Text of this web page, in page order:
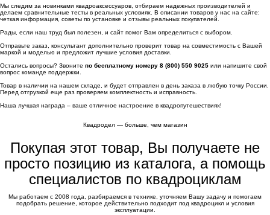
Мы следим за новинками квадроаксессуаров, отбираем надежных производителей и
делаем сравнительные тесты в реальных условиях. В описании товаров у нас на сайте:
четкая информация, советы по установке и отзывы реальных покупателей.
Рады, если наш труд был полезен, и сайт помог Вам определиться с выбором.
Отправьте заказ, консультант дополнительно проверит товар на совместимость с Вашей
маркой и моделью и предложит лучшие условия доставки.
Остались вопросы? Звоните по бесплатному номеру 8 (800) 550 9025 или напишите свой
вопрос команде поддержки.
Товар в наличии на нашем складе, и будет отправлен в день заказа в любую точку России.
Перед отгрузкой еще раз проверяем комплектность и исправность.
Наша лучшая награда – ваше отличное настроение в квадропутешествиях!
Квадродел — больше, чем магазин
Покупая этот товар, Вы получаете не
просто позицию из каталога, а помощь
специалистов по квадроциклам
Мы работаем с 2008 года, разбираемся в технике, уточняем Вашу задачу и помогаем
подобрать решение, которое действительно подходит под квадроцикл и условия
эксплуатации.